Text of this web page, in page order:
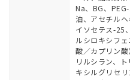
Na、BG、
油、アセチルヘ
イソセテス-25
ルシロキシフ
酸／カプリン
リルシラン、
キシルグリセ